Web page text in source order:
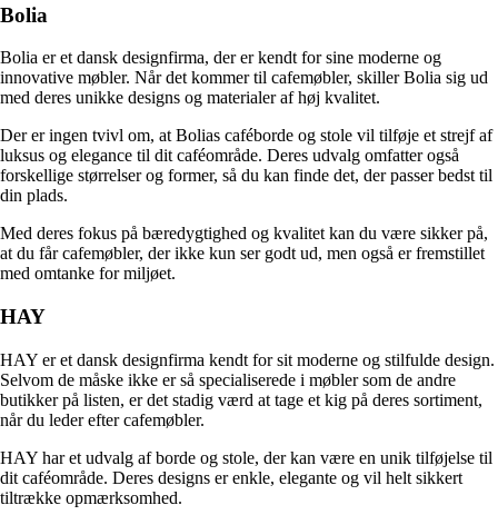
Bolia
Bolia er et dansk designfirma, der er kendt for sine moderne og
innovative møbler. Når det kommer til cafemøbler, skiller Bolia sig ud
med deres unikke designs og materialer af høj kvalitet.
Der er ingen tvivl om, at Bolias caféborde og stole vil tilføje et strejf af
luksus og elegance til dit caféområde. Deres udvalg omfatter også
forskellige størrelser og former, så du kan finde det, der passer bedst til
din plads.
Med deres fokus på bæredygtighed og kvalitet kan du være sikker på,
at du får cafemøbler, der ikke kun ser godt ud, men også er fremstillet
med omtanke for miljøet.
HAY
HAY er et dansk designfirma kendt for sit moderne og stilfulde design.
Selvom de måske ikke er så specialiserede i møbler som de andre
butikker på listen, er det stadig værd at tage et kig på deres sortiment,
når du leder efter cafemøbler.
HAY har et udvalg af borde og stole, der kan være en unik tilføjelse til
dit caféområde. Deres designs er enkle, elegante og vil helt sikkert
tiltrække opmærksomhed.